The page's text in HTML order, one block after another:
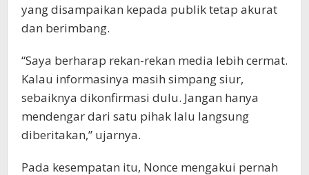
yang disampaikan kepada publik tetap akurat
dan berimbang.
“Saya berharap rekan-rekan media lebih cermat.
Kalau informasinya masih simpang siur,
sebaiknya dikonfirmasi dulu. Jangan hanya
mendengar dari satu pihak lalu langsung
diberitakan,” ujarnya.
Pada kesempatan itu, Nonce mengakui pernah